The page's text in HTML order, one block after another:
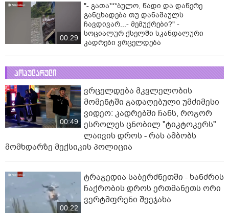
00:29
"- გათა***ბულო, წადი და დაწერე
განცხადება თუ დანაშაულს
ჩავდივარ...- მემუქრები?" -
სოციალურ ქსელში სკანდალური
კადრები ვრცელდება
პოპულარული
00:49
ვრცელდება მკვლელობის
მომენტში გადაღებული უმძიმესი
ვიდეო: კადრებში ჩანს, როგორ
ესროლეს ცნობილ "ტიკტოკერს"
ლაივის დროს - რას ამბობს
მომხდარზე მექსიკის პოლიცია
00:22
ტრაგედია საბერძნეთში - ხანძრის
ჩაქრობის დროს ერთმანეთს ორი
ვერტმფრენი შეეჯახა